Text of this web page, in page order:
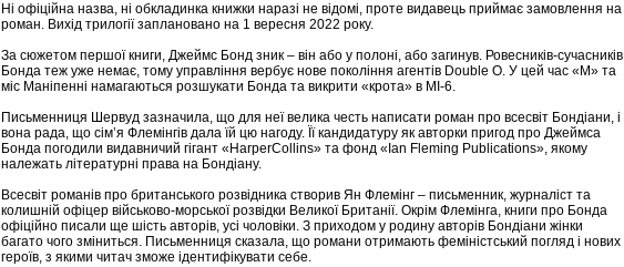
Ні офіційна назва, ні обкладинка книжки наразі не відомі, проте видавець приймає замовлення на
роман. Вихід трилогії заплановано на 1 вересня 2022 року.
За сюжетом першої книги, Джеймс Бонд зник – він або у полоні, або загинув. Ровесників-сучасників
Бонда теж уже немає, тому управління вербує нове покоління агентів Double O. У цей час «М» та
міс Маніпенні намагаються розшукати Бонда та викрити «крота» в МІ-6.
Письменниця Шервуд зазначила, що для неї велика честь написати роман про всесвіт Бондіани, і
вона рада, що сім’я Флемінгів дала їй цю нагоду. Її кандидатуру як авторки пригод про Джеймса
Бонда погодили видавничий гігант «HarperCollins» та фонд «Ian Fleming Publications», якому
належать літературні права на Бондіану.
Всесвіт романів про британського розвідника створив Ян Флемінг – письменник, журналіст та
колишній офіцер військово-морської розвідки Великої Британії. Окрім Флемінга, книги про Бонда
офіційно писали ще шість авторів, усі чоловіки. З приходом у родину авторів Бондіани жінки
багато чого зміниться. Письменниця сказала, що романи отримають феміністський погляд і нових
героїв, з якими читач зможе ідентифікувати себе.